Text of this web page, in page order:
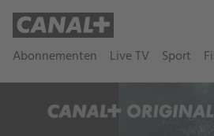
Abonnementen Live TV Sport